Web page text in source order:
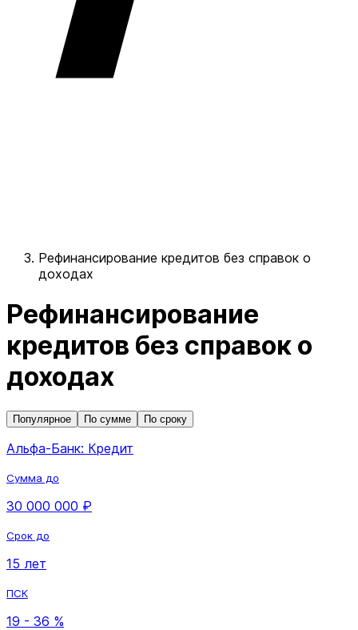
Рефинансирование кредитов без справок о
доходах
Рефинансирование
кредитов без справок о
доходах
Популярное По сумме По сроку
Альфа-Банк: Кредит
Сумма до
30 000 000 ₽
Срок до
15 лет
ПСК
19 - 36 %